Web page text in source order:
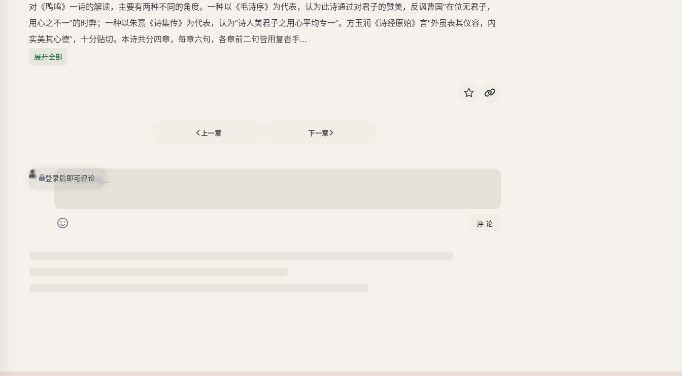
对《鸤鸠》一诗的解读，主要有两种不同的角度。一种以《毛诗序》为代表，认为此诗通过对君子的赞美，反讽曹国“在位无君子，
用心之不一”的时弊；一种以朱熹《诗集传》为代表，认为“诗人美君子之用心平均专一”。方玉润《诗经原始》言“外虽表其仪容，内
实美其心德”，十分贴切。本诗共分四章，每章六句，各章前二句皆用复沓手…
展开全部
上一章 下一章
登录后即可评论